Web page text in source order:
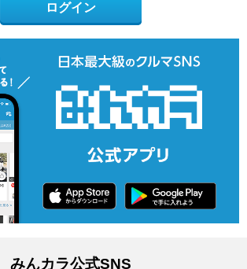
ログイン
みんカラ公式SNS